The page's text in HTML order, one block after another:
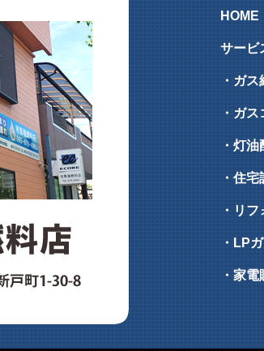
HOME
サービ
・ガ
・ガス
・灯油
・住宅
・リ
・LP
・家電